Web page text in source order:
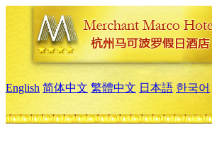
English 简体中文 繁體中文 日本語 한국어